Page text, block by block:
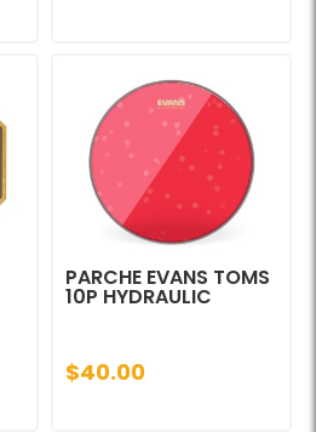
PARCHE EVANS TOMS
10P HYDRAULIC
$40.00